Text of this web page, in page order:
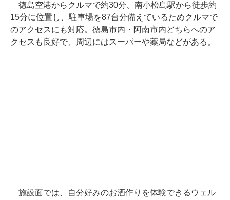
徳島空港からクルマで約30分、南小松島駅から徒歩約
15分に位置し、駐車場を87台分備えているためクルマで
のアクセスにも対応。徳島市内・阿南市内どちらへのア
クセスも良好で、周辺にはスーパーや薬局などがある。
施設面では、自分好みのお酒作りを体験できるウェル